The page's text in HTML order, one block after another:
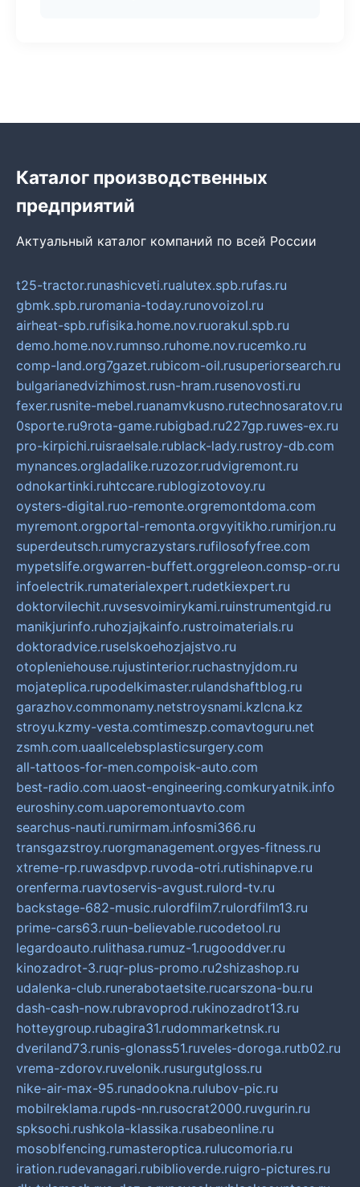
Каталог производственных
предприятий
Актуальный каталог компаний по всей России
t25-tractor.runashicveti.rualutex.spb.rufas.ru
gbmk.spb.ruromania-today.runovoizol.ru
airheat-spb.rufisika.home.nov.ruorakul.spb.ru
demo.home.nov.rumnso.ruhome.nov.rucemko.ru
comp-land.org7gazet.rubicom-oil.rusuperiorsearch.ru
bulgarianedvizhimost.rusn-hram.rusenovosti.ru
fexer.rusnite-mebel.ruanamvkusno.rutechnosaratov.ru
0sporte.ru9rota-game.rubigbad.ru227gp.ruwes-ex.ru
pro-kirpichi.ruisraelsale.rublack-lady.rustroy-db.com
mynances.orgladalike.ruzozor.rudvigremont.ru
odnokartinki.ruhtccare.rublogizotovoy.ru
oysters-digital.ruo-remonte.orgremontdoma.com
myremont.orgportal-remonta.orgvyitikho.rumirjon.ru
superdeutsch.rumycrazystars.rufilosofyfree.com
mypetslife.orgwarren-buffett.orggreleon.comsp-or.ru
infoelectrik.rumaterialexpert.rudetkiexpert.ru
doktorvilechit.ruvsesvoimirykami.ruinstrumentgid.ru
manikjurinfo.ruhozjajkainfo.rustroimaterials.ru
doktoradvice.ruselskoehozjajstvo.ru
otopleniehouse.rujustinterior.ruchastnyjdom.ru
mojateplica.rupodelkimaster.rulandshaftblog.ru
garazhov.commonamy.netstroysnami.kzlcna.kz
stroyu.kzmy-vesta.comtimeszp.comavtoguru.net
zsmh.com.uaallcelebsplasticsurgery.com
all-tattoos-for-men.compoisk-auto.com
best-radio.com.uaost-engineering.comkuryatnik.info
euroshiny.com.uaporemontuavto.com
searchus-nauti.rumirmam.infosmi366.ru
transgazstroy.ruorgmanagement.orgyes-fitness.ru
xtreme-rp.ruwasdpvp.ruvoda-otri.rutishinapve.ru
orenferma.ruavtoservis-avgust.rulord-tv.ru
backstage-682-music.rulordfilm7.rulordfilm13.ru
prime-cars63.ruun-believable.rucodetool.ru
legardoauto.rulithasa.rumuz-1.rugooddver.ru
kinozadrot-3.ruqr-plus-promo.ru2shizashop.ru
udalenka-club.runerabotaetsite.rucarszona-bu.ru
dash-cash-now.rubravoprod.rukinozadrot13.ru
hotteygroup.rubagira31.rudommarketnsk.ru
dveriland73.runis-glonass51.ruveles-doroga.rutb02.ru
vrema-zdorov.ruvelonik.rusurgutgloss.ru
nike-air-max-95.runadookna.rulubov-pic.ru
mobilreklama.rupds-nn.rusocrat2000.ruvgurin.ru
spksochi.rushkola-klassika.rusabeonline.ru
mosoblfencing.rumasteroptica.rulucomoria.ru
iration.rudevanagari.rubiblioverde.ruigro-pictures.ru